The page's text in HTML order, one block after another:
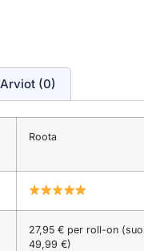
Arviot (0)
Roota
27,95 € per roll-on
49,99 €)